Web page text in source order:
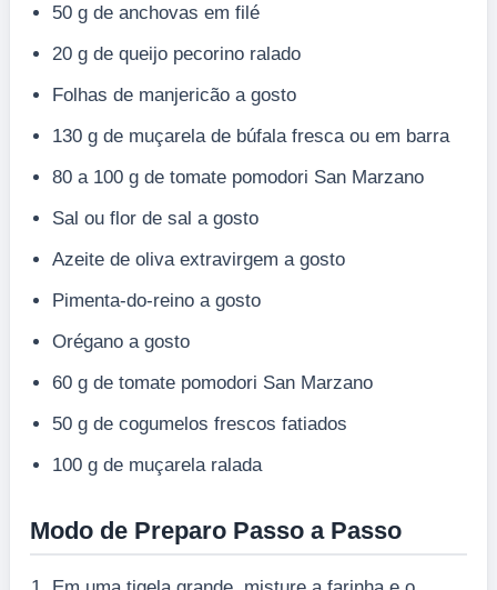
50 g de anchovas em filé
20 g de queijo pecorino ralado
Folhas de manjericão a gosto
130 g de muçarela de búfala fresca ou em barra
80 a 100 g de tomate pomodori San Marzano
Sal ou flor de sal a gosto
Azeite de oliva extravirgem a gosto
Pimenta-do-reino a gosto
Orégano a gosto
60 g de tomate pomodori San Marzano
50 g de cogumelos frescos fatiados
100 g de muçarela ralada
Modo de Preparo Passo a Passo